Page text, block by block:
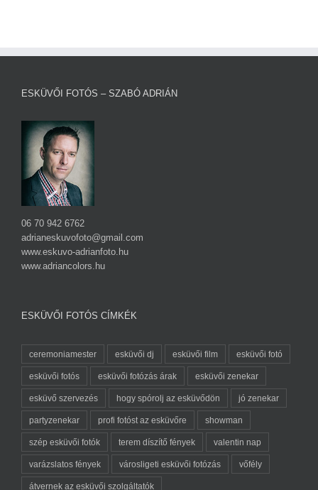
ESKÜVŐI FOTÓS – SZABÓ ADRIÁN
06 70 942 6762
adrianeskuvofoto@gmail.com
www.eskuvo-adrianfoto.hu
www.adriancolors.hu
ESKÜVŐI FOTÓS CÍMKÉK
ceremoniamester esküvői dj esküvői film esküvői fotó
esküvői fotós esküvői fotózás árak esküvői zenekar
esküvő szervezés hogy spórolj az esküvődön jó zenekar
partyzenekar profi fotóst az esküvőre showman
szép esküvői fotók terem díszítő fények valentin nap
varázslatos fények városligeti esküvői fotózás vőfély
átvernek az esküvői szolgáltatók